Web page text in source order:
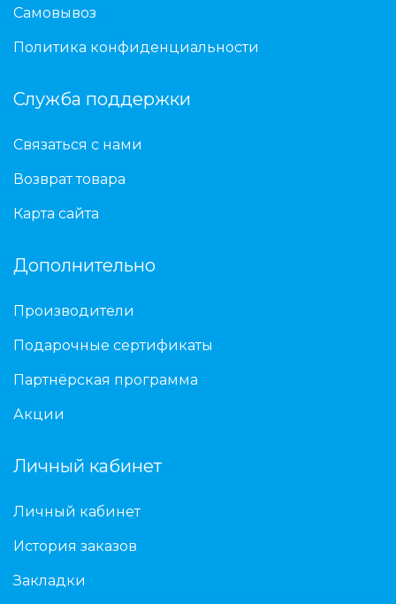
Самовывоз
Политика конфиденциальности
Служба поддержки
Связаться с нами
Возврат товара
Карта сайта
Дополнительно
Производители
Подарочные сертификаты
Партнёрская программа
Акции
Личный кабинет
Личный кабинет
История заказов
Закладки